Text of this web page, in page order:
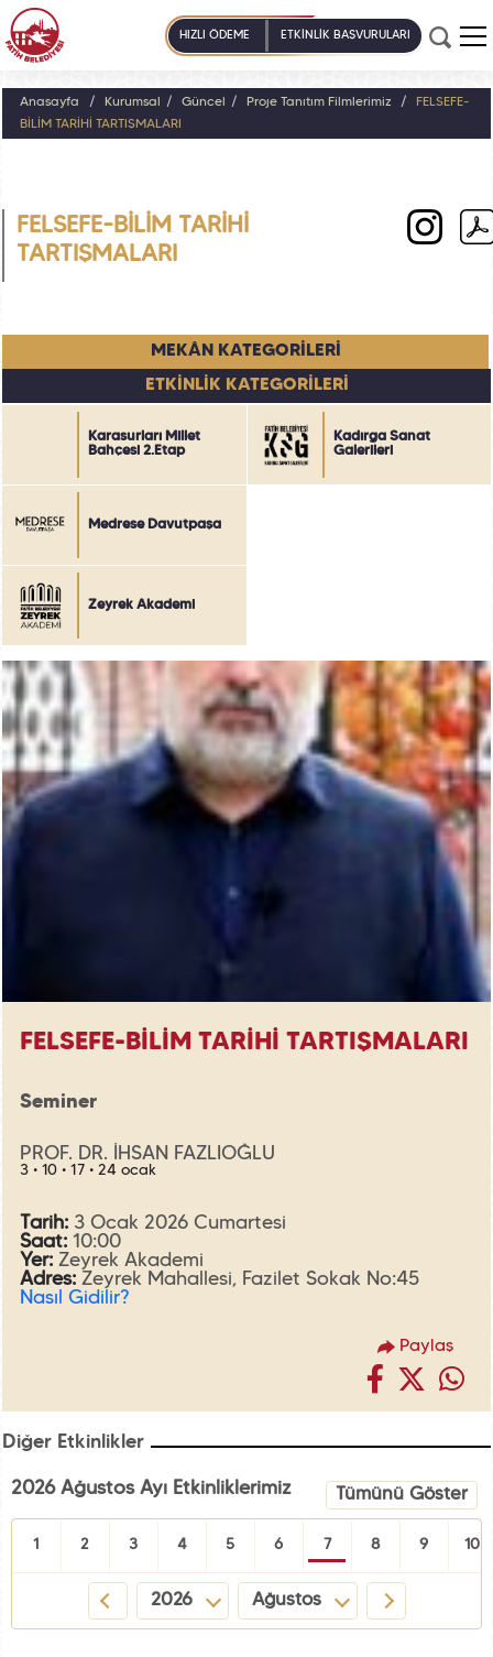
HIZLI ÖDEME ETKİNLİK BAŞVURULARI
Anasayfa Kurumsal Güncel Proje Tanıtım Filmlerimiz
FELSEFE-
BİLİM TARİHİ TARTIŞMALARI
FELSEFE-BİLİM TARİHİ
TARTIŞMALARI
MEKÂN KATEGORİLERİ
ETKİNLİK KATEGORİLERİ
Karasurları Millet
Bahçesi 2.Etap
Medrese Davutpaşa
Zeyrek Akademi
Kadırga Sanat
Galerileri
FELSEFE-BİLİM TARİHİ TARTIŞMALARI
Seminer
PROF. DR. İHSAN FAZLIOĞLU
3 • 10 • 17 • 24 ocak
Tarih: 3 Ocak 2026 Cumartesi
Saat: 10:00
Yer: Zeyrek Akademi
Adres:Zeyrek Mahallesi, Fazilet Sokak No:45
Nasıl Gidilir?
Paylaş
Diğer Etkinlikler
2026 Ağustos Ayı Etkinliklerimiz Tümünü Göster
1 2 3 4 5 6 7 8 9 10
2026 Ağustos